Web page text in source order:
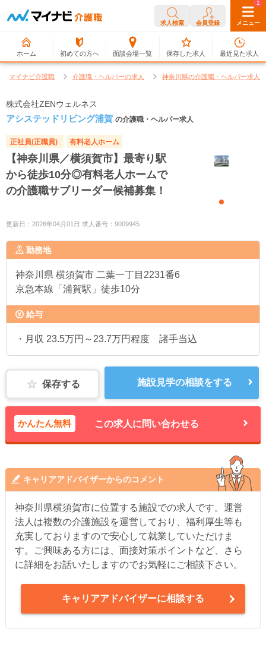
求人検索 会員登録 メニュー
ホーム 初めての方へ 面談会場一覧
0
保存した求人
1
最近見た求人
マイナビ介護職 介護職・ヘルパーの求人 神奈川県の介護職・ヘルパー求人
株式会社ZENウェルネス
アシステッドリビング浦賀 の介護職・ヘルパー求人
正社員(正職員) 有料老人ホーム
【神奈川県／横須賀市】最寄り駅
から徒歩10分◎有料老人ホームで
の介護職サブリーダー候補募集！
更新日：2026年04月01日 求人番号：9009945
勤務地
神奈川県 横須賀市 二葉一丁目2231番6
京急本線「浦賀駅」徒歩10分
給与
・月収 23.5万円～23.7万円程度 諸手当込
保存する 施設見学の相談をする
かんたん無料 この求人に問い合わせる
キャリアアドバイザーからのコメント
神奈川県横須賀市に位置する施設での求人です。運営
法人は複数の介護施設を運営しており、福利厚生等も
充実しておりますので安心して就業していただけま
す。ご興味ある方には、面接対策ポイントなど、さら
に詳細をお話いたしますのでお気軽にご相談下さい。
キャリアアドバイザーに相談する